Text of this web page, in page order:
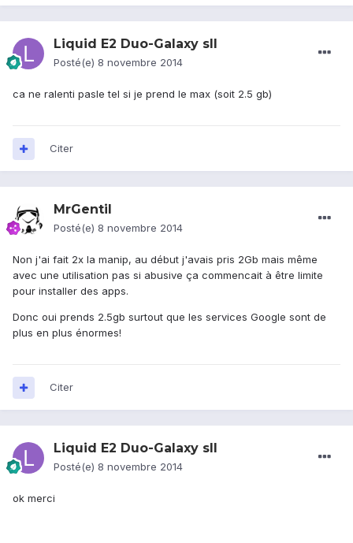
Liquid E2 Duo-Galaxy sII
Posté(e) 8 novembre 2014
ca ne ralenti pasle tel si je prend le max (soit 2.5 gb)
Citer
MrGentil
Posté(e) 8 novembre 2014
Non j'ai fait 2x la manip, au début j'avais pris 2Gb mais même
avec une utilisation pas si abusive ça commencait à être limite
pour installer des apps.
Donc oui prends 2.5gb surtout que les services Google sont de
plus en plus énormes!
Citer
Liquid E2 Duo-Galaxy sII
Posté(e) 8 novembre 2014
ok merci